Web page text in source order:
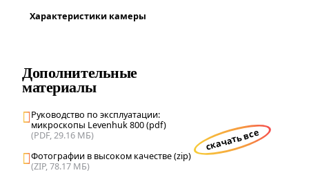
Характеристики камеры
Дополнительные
материалы
Руководство по эксплуатации:
микроскопы Levenhuk 800 (pdf)
(PDF, 29.16 МБ)
Фотографии в высоком качестве (zip)
(ZIP, 78.17 МБ)
скачать все